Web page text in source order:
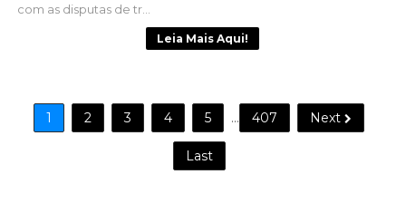
com as disputas de tr...
Leia Mais Aqui!
1 2 3 4 5 ... 407 Next
Last